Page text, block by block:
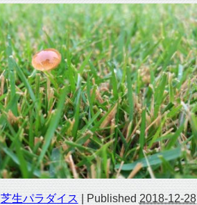
芝生パラダイス Published 2018-12-28